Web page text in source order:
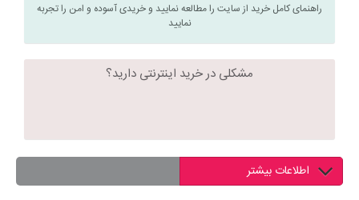
راهنمای کامل خرید از سایت را مطالعه نمایید و خریدی آسوده و امن را تجربه
نمایید
مشکلی در خرید اینترنتی دارید؟
اطلاعات بیشتر